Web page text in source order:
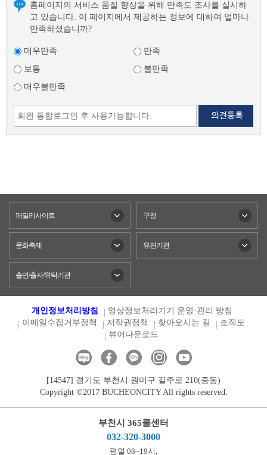
홈페이지의 서비스 품질 향상을 위해 만족도 조사를 실시하
고 있습니다. 이 페이지에서 제공하는 정보에 대하여 얼마나
만족하셨습니까?
매우만족
만족
보통
불만족
매우불만족
패밀리사이트 구청
문화축제 유관기관
출연/출자/위탁기관
개인정보처리방침
영상정보처리기기 운영·관리 방침
이메일수집거부정책
저작권정책 찾아오시는 길
조직도
뷰어다운로드
[14547] 경기도 부천시 원미구 길주로 210(중동)
Copyright ©2017 BUCHEONCITY All rights reserved.
부천시 365콜센터
032-320-3000
평일 08~19시,